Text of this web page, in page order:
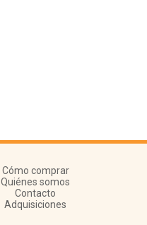
Cómo comprar
Quiénes somos
Contacto
Adquisiciones